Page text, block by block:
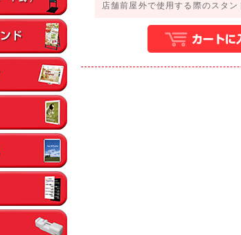
店舗前屋外で使用する際のスタン